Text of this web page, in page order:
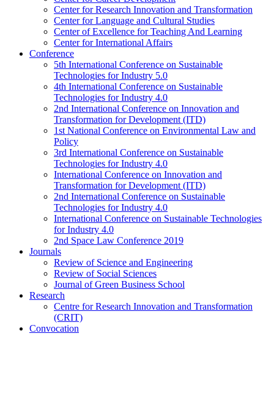
Center for Research Innovation and Transformation
Center for Language and Cultural Studies
Center of Excellence for Teaching And Learning
Center for International Affairs
Conference
5th International Conference on Sustainable
Technologies for Industry 5.0
4th International Conference on Sustainable
Technologies for Industry 4.0
2nd International Conference on Innovation and
Transformation for Development (ITD)
1st National Conference on Environmental Law and
Policy
3rd International Conference on Sustainable
Technologies for Industry 4.0
International Conference on Innovation and
Transformation for Development (ITD)
2nd International Conference on Sustainable
Technologies for Industry 4.0
International Conference on Sustainable Technologies
for Industry 4.0
2nd Space Law Conference 2019
Journals
Review of Science and Engineering
Review of Social Sciences
Journal of Green Business School
Research
Centre for Research Innovation and Transformation
(CRIT)
Convocation